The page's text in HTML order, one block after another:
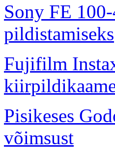
Sony FE
pildistamiseks
Fujifilm
Pisikeses
võimsust